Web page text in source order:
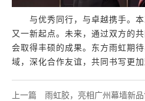
与优秀同行，与卓越携手。
又一新起点。未来，通过双方的
会取得丰硕的成果。东方雨虹期
域，深化合作友谊，共同书写更加
上一篇 雨虹胶，亮相广州幕墙新品